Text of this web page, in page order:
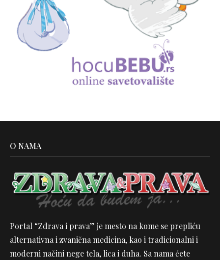
O NAMA
Portal “Zdrava i prava” je mesto na kome se prepliću
alternativna i zvanična medicina, kao i tradicionalni i
moderni načini nege tela, lica i duha. Sa nama ćete